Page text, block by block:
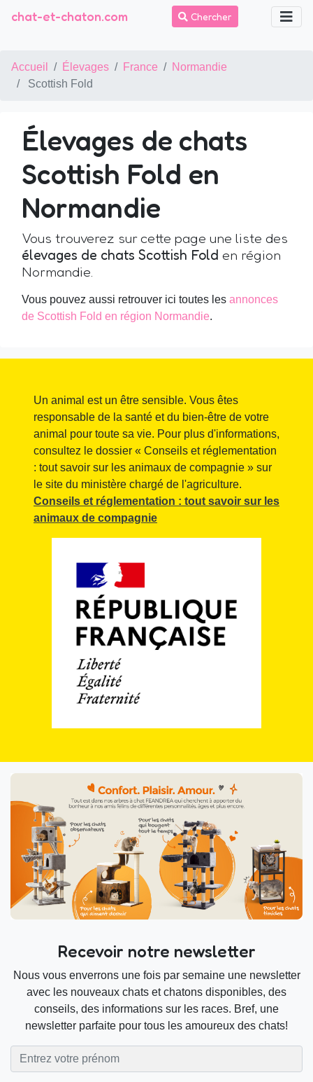
chat-et-chaton.com Chercher
Accueil Élevages France
Normandie
Scottish Fold
Élevages de chats
Scottish Fold en
Normandie
Vous trouverez sur cette page une liste des
élevages de chats Scottish Fold en région
Normandie.
Vous pouvez aussi retrouver ici toutes les annonces
de Scottish Fold en région Normandie.
Un animal est un être sensible. Vous êtes
responsable de la santé et du bien-être de votre
animal pour toute sa vie. Pour plus d'informations,
consultez le dossier « Conseils et réglementation
: tout savoir sur les animaux de compagnie » sur
le site du ministère chargé de l'agriculture.
Conseils et réglementation : tout savoir sur les
animaux de compagnie
Recevoir notre newsletter
Nous vous enverrons une fois par semaine une newsletter
avec les nouveaux chats et chatons disponibles, des
conseils, des informations sur les races. Bref, une
newsletter parfaite pour tous les amoureux des chats!